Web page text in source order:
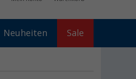
Neuheiten Sale